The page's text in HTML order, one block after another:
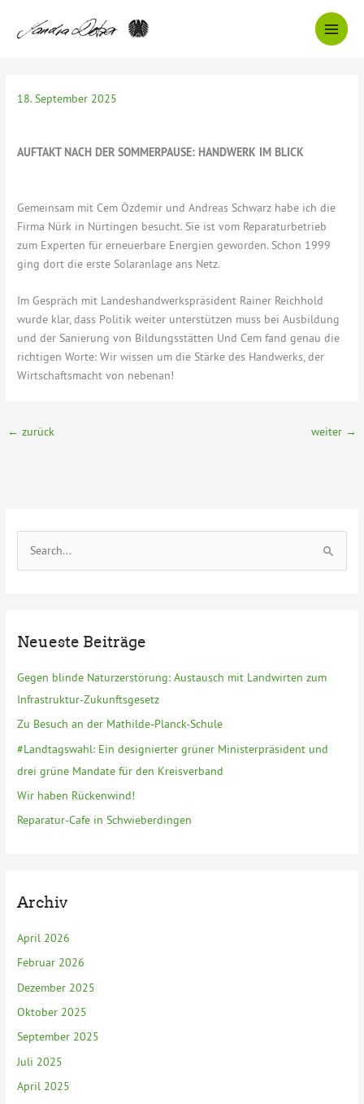
Inhalt
18. September 2025
AUFTAKT NACH DER SOMMERPAUSE: HANDWERK IM BLICK
Gemeinsam mit Cem Özdemir und Andreas Schwarz habe ich die
Firma Nürk in Nürtingen besucht. Sie ist vom Reparaturbetrieb
zum Experten für erneuerbare Energien geworden. Schon 1999
ging dort die erste Solaranlage ans Netz.
Im Gespräch mit Landeshandwerkspräsident Rainer Reichhold
wurde klar, dass Politik weiter unterstützen muss bei Ausbildung
und der Sanierung von Bildungsstätten Und Cem fand genau die
richtigen Worte: Wir wissen um die Stärke des Handwerks, der
Wirtschaftsmacht von nebenan!
← zurück weiter →
n
n
a
c
Neueste Beiträge
Gegen blinde Naturzerstörung: Austausch mit Landwirten zum
Infrastruktur-Zukunftsgesetz
Zu Besuch an der Mathilde-Planck-Schule
#Landtagswahl: Ein designierter grüner Ministerpräsident und
drei grüne Mandate für den Kreisverband
Wir haben Rückenwind!
Reparatur-Cafe in Schwieberdingen
Archiv
April 2026
Februar 2026
Dezember 2025
Oktober 2025
September 2025
Juli 2025
April 2025